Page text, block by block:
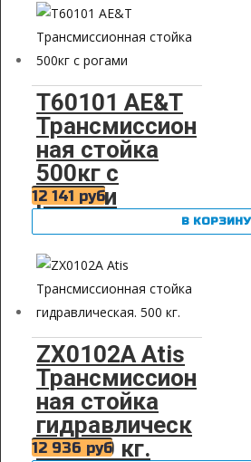
T60101 AE&T
Трансмиссион
ная стойка
500кг с
рогами
12 141 руб
В КОРЗИНУ
ZX0102A Atis
Трансмиссион
ная стойка
гидравлическ
ая. 500 кг.
12 936 руб